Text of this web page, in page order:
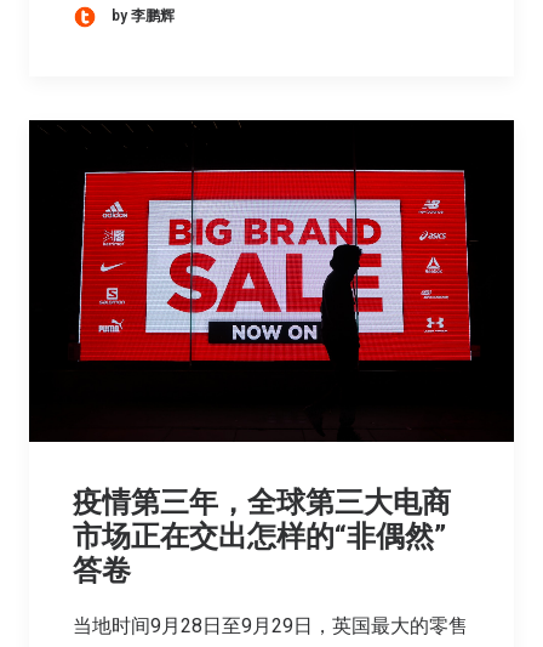
by 李鹏辉
​疫情第三年，全球第三大电商
市场正在交出怎样的“非偶然”
答卷
当地时间9月28日至9月29日，英国最大的零售